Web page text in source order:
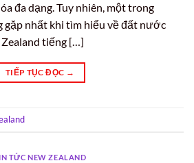
đa dạng. Tuy nhiên, một trong
gặp nhất khi tìm hiểu về đất nước
tiếng […]
TIẾP TỤC ĐỌC →
TỨC NEW ZEALAND